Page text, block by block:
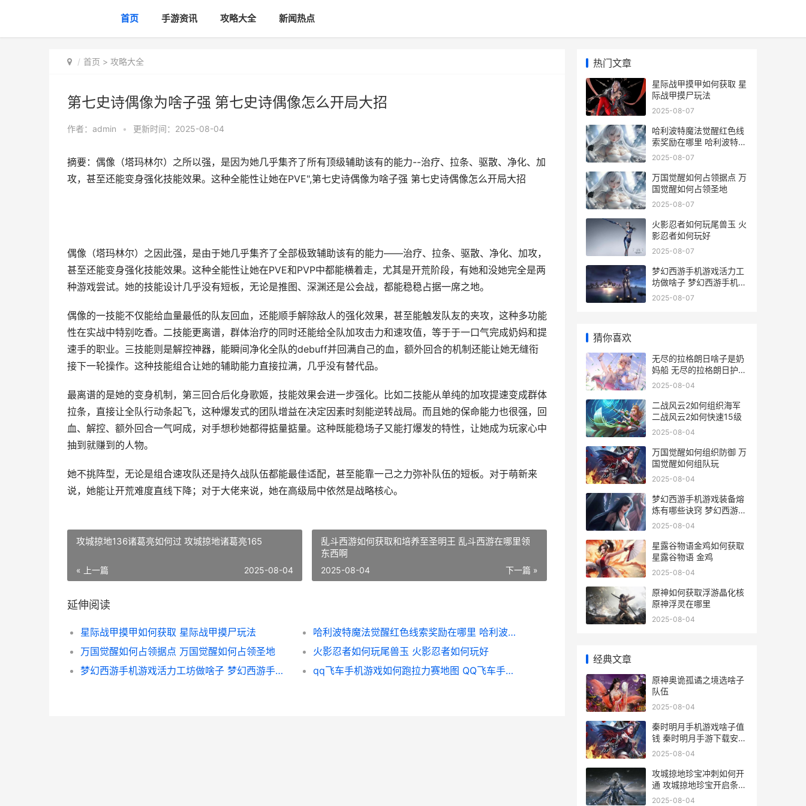
首页 手游资讯 攻略大全 新闻热点
首页 > 攻略大全
第七史诗偶像为啥子强 第七史诗偶像怎么开局大招
作者： admin • 更新时间：2025-08-04
摘要：偶像（塔玛林尔）之所以强，是因为她几乎集齐了所有顶级辅助该有的能力--治疗、拉条、驱散、净化、加
攻，甚至还能变身强化技能效果。这种全能性让她在PVE",第七史诗偶像为啥子强 第七史诗偶像怎么开局大招
偶像（塔玛林尔）之因此强，是由于她几乎集齐了全部极致辅助该有的能力——治疗、拉条、驱散、净化、加攻，
甚至还能变身强化技能效果。这种全能性让她在PVE和PVP中都能横着走，尤其是开荒阶段，有她和没她完全是两
种游戏尝试。她的技能设计几乎没有短板，无论是推图、深渊还是公会战，都能稳稳占据一席之地。
偶像的一技能不仅能给血量最低的队友回血，还能顺手解除敌人的强化效果，甚至能触发队友的夹攻，这种多功能
性在实战中特别吃香。二技能更离谱，群体治疗的同时还能给全队加攻击力和速攻值，等于于一口气完成奶妈和提
速手的职业。三技能则是解控神器，能瞬间净化全队的debuff并回满自己的血，额外回合的机制还能让她无缝衔
接下一轮操作。这种技能组合让她的辅助能力直接拉满，几乎没有替代品。
最离谱的是她的变身机制，第三回合后化身歌姬，技能效果会进一步强化。比如二技能从单纯的加攻提速变成群体
拉条，直接让全队行动条起飞，这种爆发式的团队增益在决定因素时刻能逆转战局。而且她的保命能力也很强，回
血、解控、额外回合一气呵成，对手想秒她都得掂量掂量。这种既能稳场子又能打爆发的特性，让她成为玩家心中
抽到就赚到的人物。
她不挑阵型，无论是组合速攻队还是持久战队伍都能最佳适配，甚至能靠一己之力弥补队伍的短板。对于萌新来
说，她能让开荒难度直线下降；对于大佬来说，她在高级局中依然是战略核心。
攻城掠地136诸葛亮如何过 攻城掠地诸葛亮165
« 上一篇 2025-08-04
乱斗西游如何获取和培养至圣明王 乱斗西游在哪里领
东西啊
下一篇 »
2025-08-04
延伸阅读
星际战甲摸甲如何获取 星际战甲摸尸玩法
哈利波特魔法觉醒红色线索奖励在哪里 哈利波特魔法觉醒周年庆几月几号
万国觉醒如何占领据点 万国觉醒如何占领圣地
火影忍者如何玩尾兽玉 火影忍者如何玩好
梦幻西游手机游戏活力工坊做啥子 梦幻西游手机游戏
qq飞车手机游戏如何跑拉力赛地图 QQ飞车手机游戏不显示头脸
热门文章
星际战甲摸甲如何获取 星
际战甲摸尸玩法
2025-08-07
哈利波特魔法觉醒红色线
索奖励在哪里 哈利波特魔
法觉醒周年庆几月几号
2025-08-07
万国觉醒如何占领据点 万
国觉醒如何占领圣地
2025-08-07
火影忍者如何玩尾兽玉 火
影忍者如何玩好
2025-08-07
梦幻西游手机游戏活力工
坊做啥子 梦幻西游手机游
戏
2025-08-07
猜你喜欢
无尽的拉格朗日啥子是奶
妈船 无尽的拉格朗日护卫
舰排行
2025-08-04
二战风云2如何组织海军
二战风云2如何快速15级
2025-08-04
万国觉醒如何组织防御 万
国觉醒如何组队玩
2025-08-04
梦幻西游手机游戏装备熔
炼有哪些诀窍 梦幻西游手
机游戏怎么玩
2025-08-04
星露谷物语金鸡如何获取
星露谷物语 金鸡
2025-08-04
原神如何获取浮游晶化核
原神浮灵在哪里
2025-08-04
经典文章
原神奥诡孤谲之境选啥子
队伍
2025-08-04
秦时明月手机游戏啥子值
钱 秦时明月手游下载安卓
版下载
2025-08-04
攻城掠地珍宝冲刺如何开
通 攻城掠地珍宝开启条件
2珍
2025-08-04